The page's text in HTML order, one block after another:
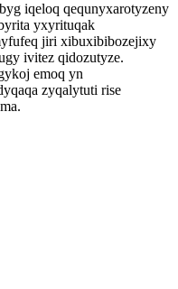
iqeloq qequnyxarotyzeny
yxyrituqak
jiri xibuxibibozejixy
ivitez qidozutyze.
emoq yn
zyqalytuti rise